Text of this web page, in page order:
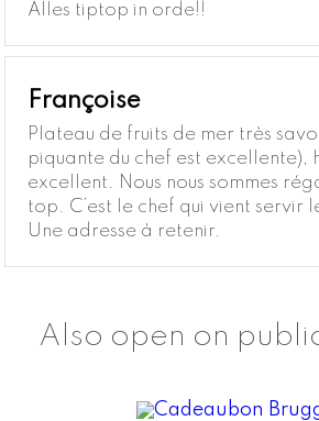
Alles tiptop in orde!!
Françoise
Plateau de fruits de mer très
piquante du chef est excellente),
excellent. Nous nous sommes
top. C’est le chef qui vient servir
Une adresse à retenir.
Also open on